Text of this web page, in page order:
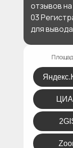
отзывов
03
для